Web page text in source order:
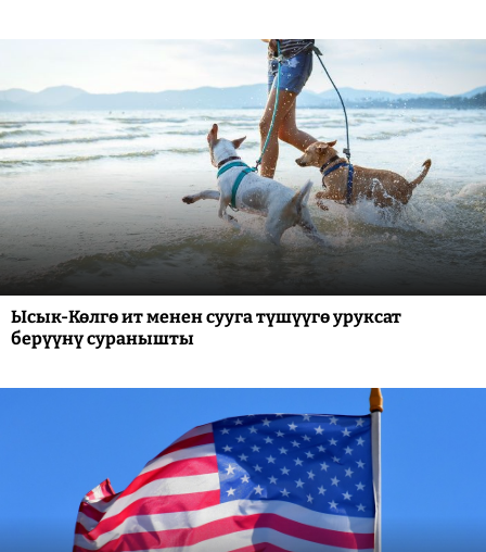
Ысык-Көлгө ит менен сууга түшүүгө уруксат
берүүнү суранышты